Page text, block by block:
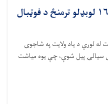
زابل؛ شاجوی ولسوالي کې د ۱۶ لوبډلو ترمنځ د فوټبال
له لوري د یاد ولایت په شاجوی
د فوټبال سیالۍ پیل شوې، چې یوه میاشت